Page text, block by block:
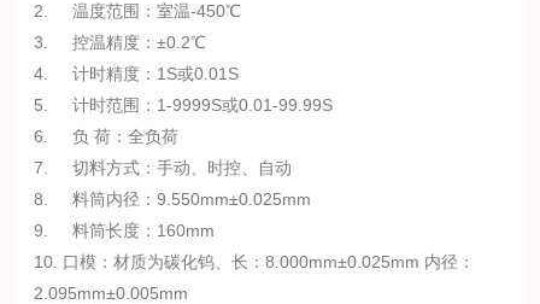
2. 温度范围：室温-450℃
3. 控温精度：±0.2℃
4. 计时精度：1S或0.01S
5. 计时范围：1-9999S或0.01-99.99S
6. 负 荷：全负荷
7. 切料方式：手动、时控、自动
8. 料筒内径：9.550mm±0.025mm
9. 料筒长度：160mm
10. 口模：材质为碳化钨、长：8.000mm±0.025mm 内径：
2.095mm±0.005mm